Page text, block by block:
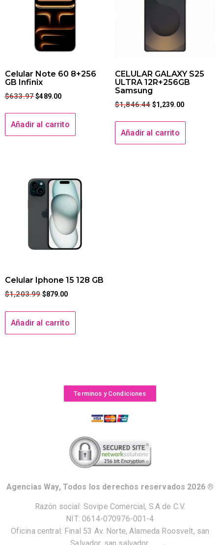
Celular Note 60 8+256
GB Infinix
$633.97 $489.00
Añadir al carrito
CELULAR GALAXY S25
ULTRA 12R+256GB
Samsung
$1,846.44 $1,239.00
Añadir al carrito
Celular Iphone 15 128 GB
$1,203.99 $879.00
Añadir al carrito
Terminos y Condiciones
Agencias Way, Todos los derechos reservados 2026 ®
Razón social: Sovipe Comercial, S.A de C.V.
NIT: 0614-070976-001-4
Oficina central: Final 53 Av. Norte, Alameda Roosvelt, san